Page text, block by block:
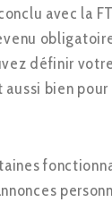
avec la
définir
bien